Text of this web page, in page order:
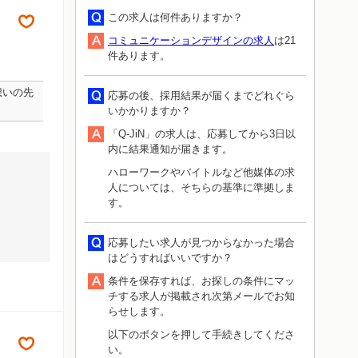
いの先
この求人は何件ありますか？
コミュニケーションデザインの求人 は21
件あります。
応募の後、採用結果が届くまでどれぐら
いかかりますか？
「Q-JiN」の求人は、応募してから3日以
内に結果通知が届きます。
ハローワークやバイトルなど他媒体の求
人については、そちらの基準に準拠しま
す。
応募したい求人が見つからなかった場合
はどうすればいいですか？
条件を保存すれば、お探しの条件にマッ
チする求人が掲載され次第メールでお知
らせします。
以下のボタンを押して手続きしてくださ
い。